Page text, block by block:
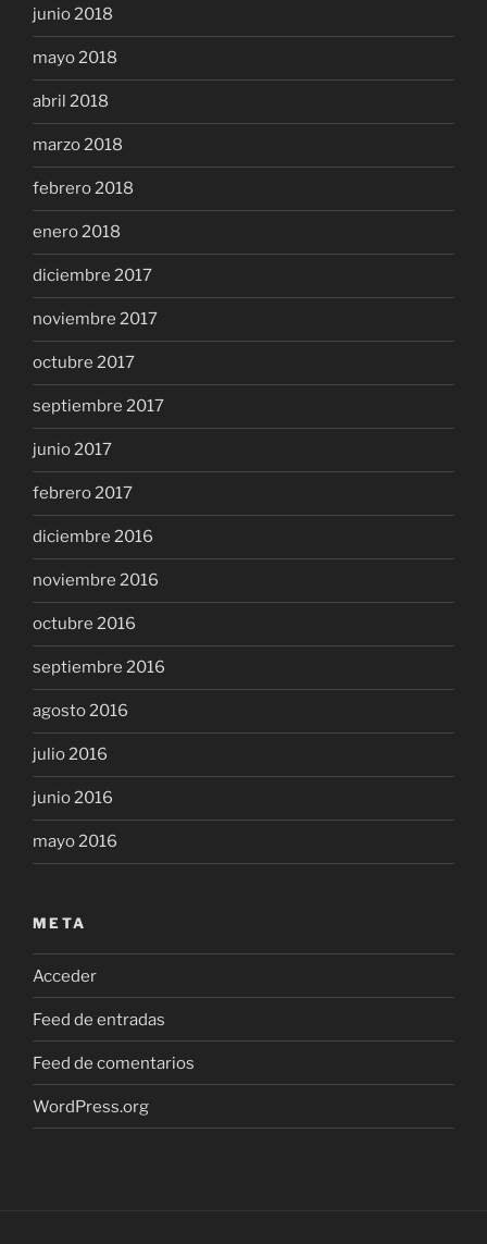
junio 2018
mayo 2018
abril 2018
marzo 2018
febrero 2018
enero 2018
diciembre 2017
noviembre 2017
octubre 2017
septiembre 2017
junio 2017
febrero 2017
diciembre 2016
noviembre 2016
octubre 2016
septiembre 2016
agosto 2016
julio 2016
junio 2016
mayo 2016
META
Acceder
Feed de entradas
Feed de comentarios
WordPress.org